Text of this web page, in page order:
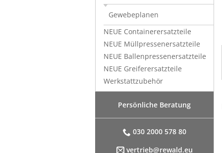
Gewebeplanen
NEUE Containerersatzteile
NEUE Müllpressenersatzteile
NEUE Ballenpressenersatzteile
NEUE Greiferersatzteile
Werkstattzubehör
Persönliche Beratung
030 2000 578 80
vertrieb@rewald.eu
Sechskantschraube
M10x25mm, verzinkt, ISO
Federring